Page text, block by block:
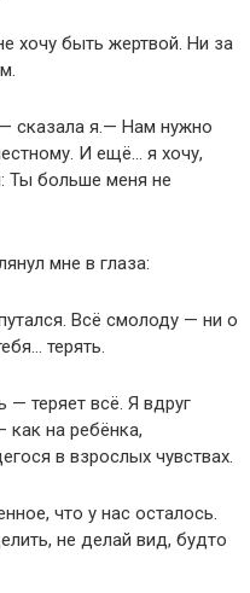
хочу быть жертвой. Ни за
сказала я.— Нам нужно
И ещё… я хочу,
Ты больше меня не
мне в глаза:
Всё смолоду — ни о
терять.
— теряет всё. Я вдруг
как на ребёнка,
в взрослых чувствах.
что у нас осталось.
не делай вид, будто